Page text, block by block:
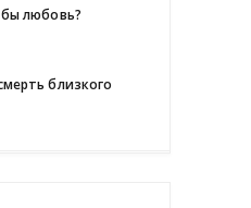
любовь?
близкого